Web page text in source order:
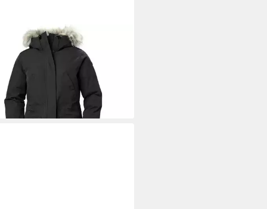
HANSEN Funktionsjacke
W VARANGER PARKA
€
UVP